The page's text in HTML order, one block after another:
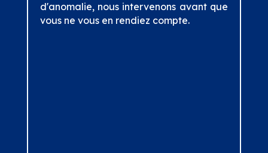
d'anomalie, nous intervenons avant que
vous ne vous en rendiez compte.